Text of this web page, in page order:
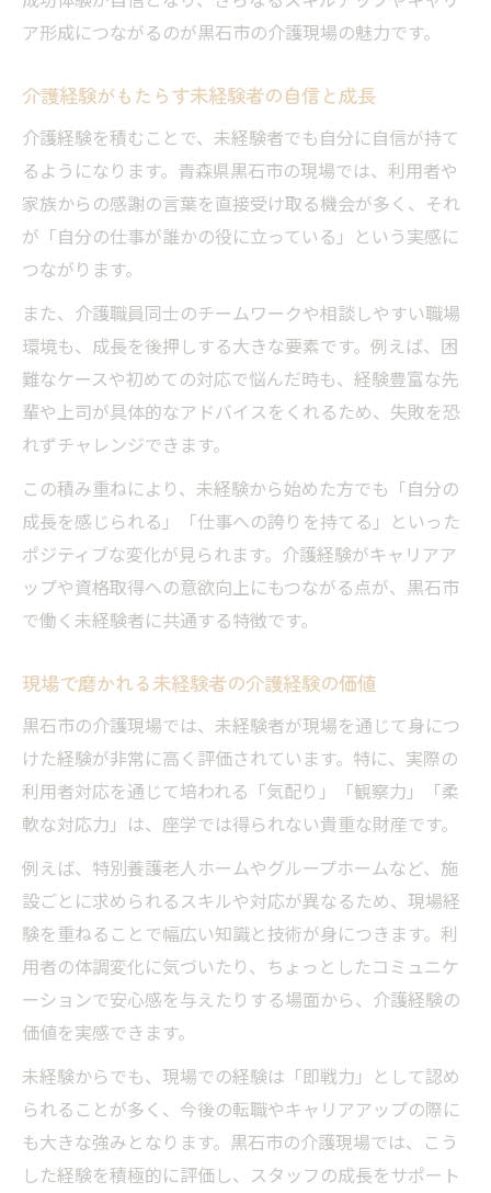
ア形成につながるのが黒石市の介護現場の魅力です。
介護経験がもたらす未経験者の自信と成長
介護経験を積むことで、未経験者でも自分に自信が持て
るようになります。青森県黒石市の現場では、利用者や
家族からの感謝の言葉を直接受け取る機会が多く、それ
が「自分の仕事が誰かの役に立っている」という実感に
つながります。
また、介護職員同士のチームワークや相談しやすい職場
環境も、成長を後押しする大きな要素です。例えば、困
難なケースや初めての対応で悩んだ時も、経験豊富な先
輩や上司が具体的なアドバイスをくれるため、失敗を恐
れずチャレンジできます。
この積み重ねにより、未経験から始めた方でも「自分の
成長を感じられる」「仕事への誇りを持てる」といった
ポジティブな変化が見られます。介護経験がキャリアア
ップや資格取得への意欲向上にもつながる点が、黒石市
で働く未経験者に共通する特徴です。
現場で磨かれる未経験者の介護経験の価値
黒石市の介護現場では、未経験者が現場を通じて身につ
けた経験が非常に高く評価されています。特に、実際の
利用者対応を通じて培われる「気配り」「観察力」「柔
軟な対応力」は、座学では得られない貴重な財産です。
例えば、特別養護老人ホームやグループホームなど、施
設ごとに求められるスキルや対応が異なるため、現場経
験を重ねることで幅広い知識と技術が身につきます。利
用者の体調変化に気づいたり、ちょっとしたコミュニケ
ーションで安心感を与えたりする場面から、介護経験の
価値を実感できます。
未経験からでも、現場での経験は「即戦力」として認め
られることが多く、今後の転職やキャリアアップの際に
も大きな強みとなります。黒石市の介護現場では、こう
した経験を積極的に評価し、スタッフの成長をサポート